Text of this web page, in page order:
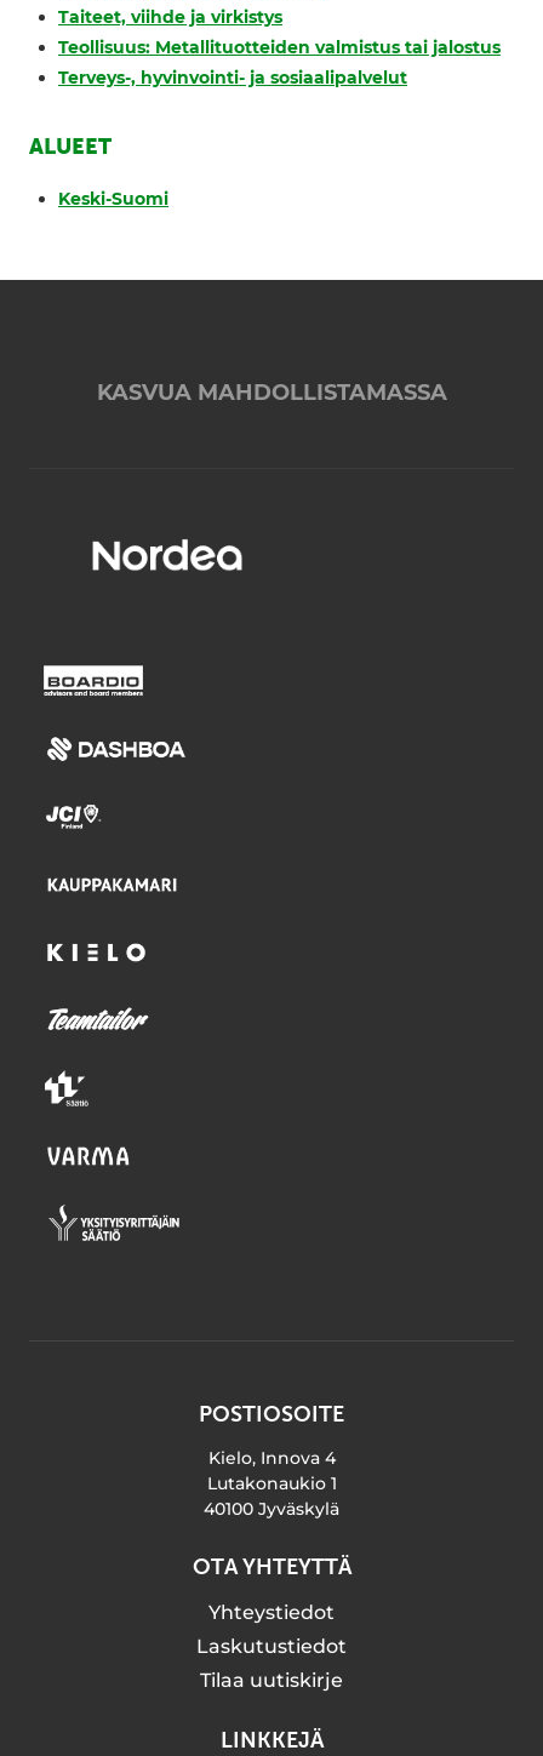
Taiteet, viihde ja virkistys
Teollisuus: Metallituotteiden valmistus tai jalostus
Terveys-, hyvinvointi- ja sosiaalipalvelut
ALUEET
Keski-Suomi
KASVUA MAHDOLLISTAMASSA
POSTIOSOITE
Kielo, Innova 4
Lutakonaukio 1
40100 Jyväskylä
OTA YHTEYTTÄ
Yhteystiedot
Laskutustiedot
Tilaa uutiskirje
LINKKEJÄ